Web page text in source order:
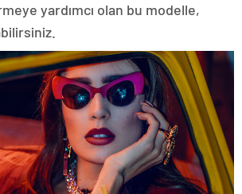
yardımcı olan bu modelle,